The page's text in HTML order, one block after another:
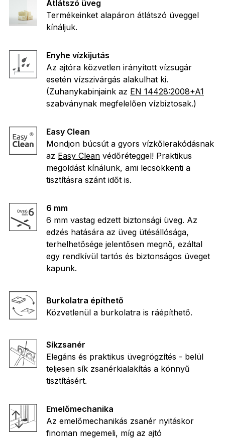
Átlátszó üveg
Termékeinket alapáron átlátszó üveggel
kínáljuk.
Enyhe vízkijutás
Az ajtóra közvetlen irányított vízsugár
esetén vízszivárgás alakulhat ki.
(Zuhanykabinjaink az EN 14428:2008+A1
szabványnak megfelelően vízbiztosak.)
Easy Clean
Mondjon búcsút a gyors vízkőlerakódásnak
az Easy Clean védőréteggel! Praktikus
megoldást kínálunk, ami lecsökkenti a
tisztításra szánt időt is.
6 mm
6 mm vastag edzett biztonsági üveg. Az
edzés hatására az üveg ütésállósága,
terhelhetősége jelentősen megnő, ezáltal
egy rendkívül tartós és biztonságos üveget
kapunk.
Burkolatra építhető
Közvetlenül a burkolatra is ráépíthető.
Síkzsanér
Elegáns és praktikus üvegrögzítés - belül
teljesen sík zsanérkialakítás a könnyű
tisztításért.
Emelőmechanika
Az emelőmechanikás zsanér nyitáskor
finoman megemeli, míg az ajtó